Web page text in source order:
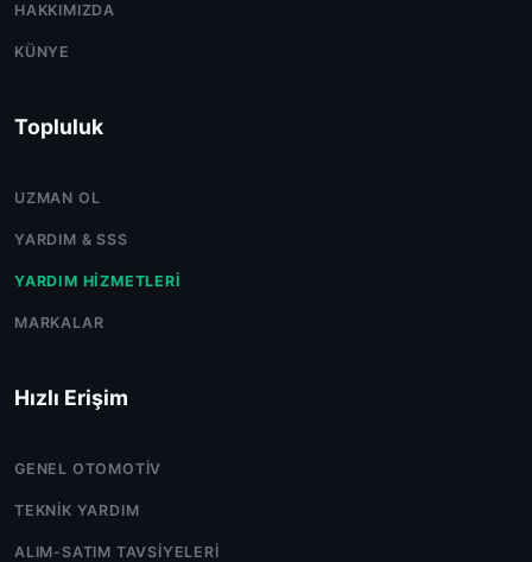
HAKKIMIZDA
KÜNYE
Topluluk
UZMAN OL
YARDIM & SSS
YARDIM HIZMETLERI
MARKALAR
Hızlı Erişim
GENEL OTOMOTIV
TEKNIK YARDIM
ALIM-SATIM TAVSIYELERI